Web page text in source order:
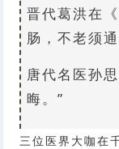
晋代葛洪在
肠，不老须
唐代名医孙
晦。”
三位医界大咖在